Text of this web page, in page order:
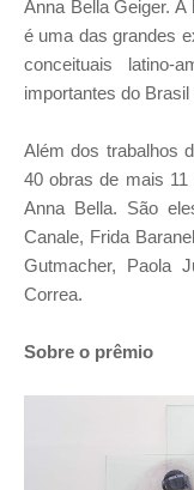
Anna Bella Geiger.
é uma das grandes
conceituais latino-
importantes do
Além dos trabalhos
40 obras de mais
Anna Bella. São
Canale, Frida
Gutmacher, Paola
Correa.
Sobre o prêmio